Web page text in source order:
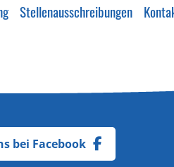
Stellenausschreibungen
bei Facebook